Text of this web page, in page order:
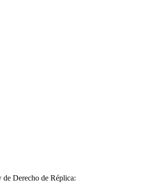
de Derecho de Réplica: